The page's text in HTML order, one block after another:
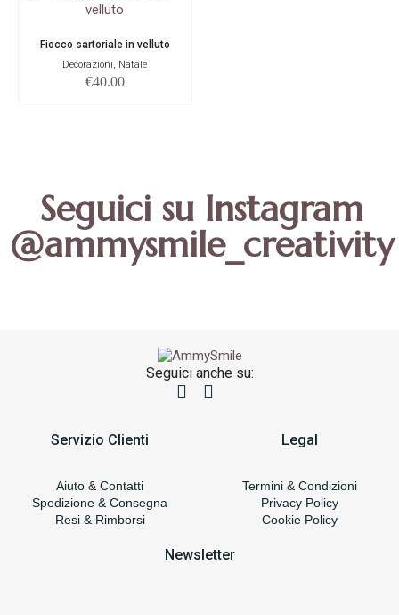
Fiocco sartoriale in velluto
Decorazioni, Natale
€40.00
Seguici su Instagram
@ammysmile_creativity
Seguici anche su:
Servizio Clienti
Aiuto & Contatti
Spedizione & Consegna
Resi & Rimborsi
Legal
Termini & Condizioni
Privacy Policy
Cookie Policy
Newsletter